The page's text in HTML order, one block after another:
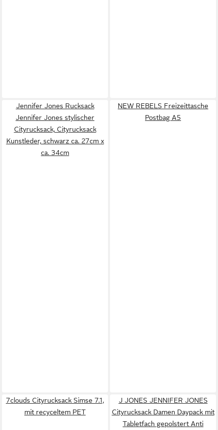
Jennifer Jones Rucksack
Jennifer Jones stylischer
Cityrucksack, Cityrucksack
Kunstleder, schwarz ca. 27cm x
ca. 34cm
NEW REBELS Freizeittasche
Postbag A5
7clouds Cityrucksack Simse 7.1,
mit recyceltem PET
J JONES JENNIFER JONES
Cityrucksack Damen Daypack mit
Tabletfach gepolstert Anti